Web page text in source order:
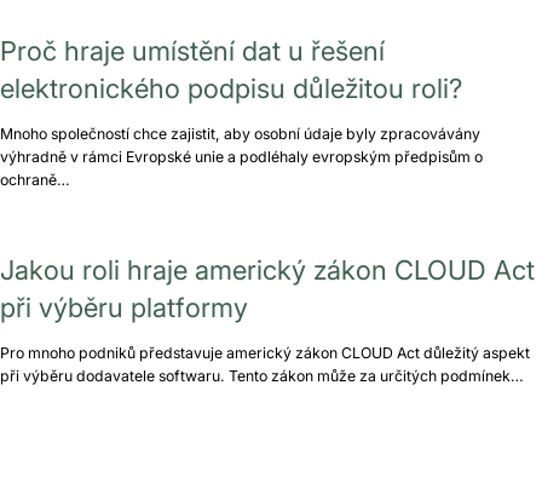
Proč hraje umístění dat u řešení
elektronického podpisu důležitou roli?
Mnoho společností chce zajistit, aby osobní údaje byly zpracovávány
výhradně v rámci Evropské unie a podléhaly evropským předpisům o
ochraně…
Jakou roli hraje americký zákon CLOUD Act
při výběru platformy
Pro mnoho podniků představuje americký zákon CLOUD Act důležitý aspekt
při výběru dodavatele softwaru. Tento zákon může za určitých podmínek…